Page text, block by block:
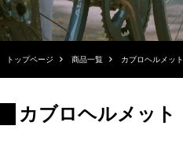
トップページ 商品一覧 カブロヘルメット
カブロヘルメット